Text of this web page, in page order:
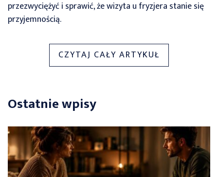
przezwyciężyć i sprawić, że wizyta u fryzjera stanie się
przyjemnością.
CZYTAJ CAŁY ARTYKUŁ
ZROBIĆ,
CHCE
OBCINAĆ
WŁOSÓW?”
Ostatnie wpisy